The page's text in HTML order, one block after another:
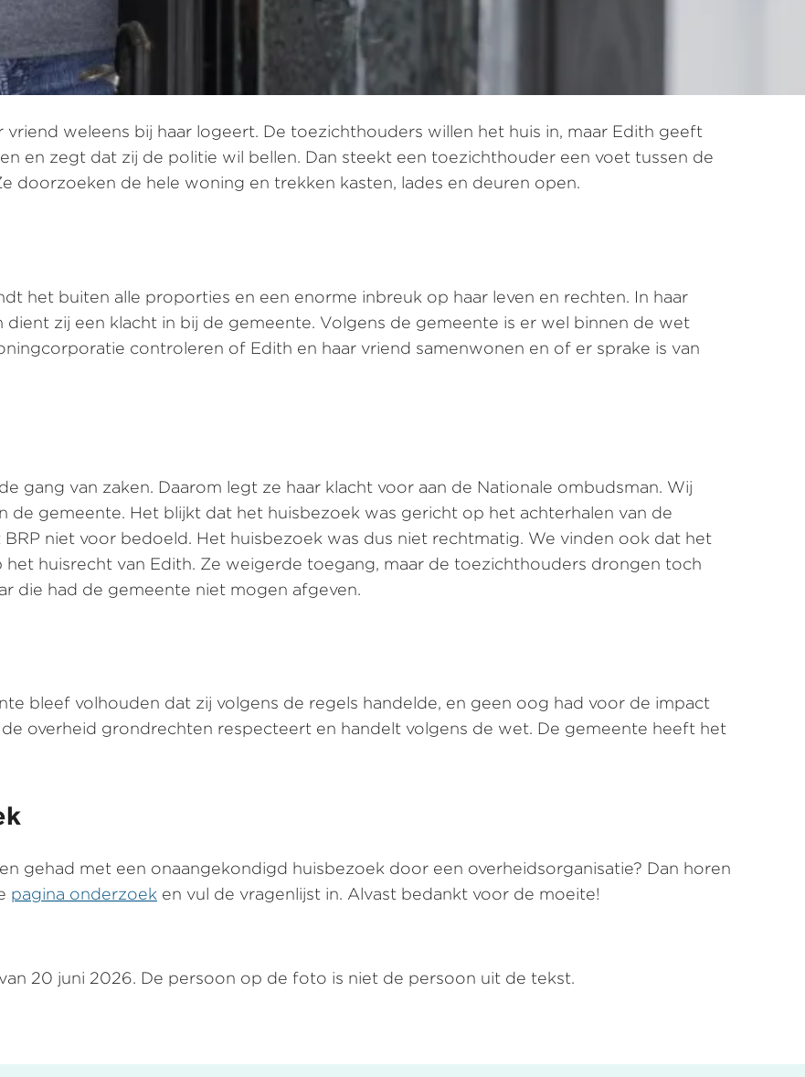
weleens bij haar logeert. De toezichthouders willen het huis in, maar Edith geeft
en zegt dat zij de politie wil bellen. Dan steekt een toezichthouder een voet tussen de
doorzoeken de hele woning en trekken kasten, lades en deuren open.
het buiten alle proporties en een enorme inbreuk op haar leven en rechten. In haar
dient zij een klacht in bij de gemeente. Volgens de gemeente is er wel binnen de wet
controleren of Edith en haar vriend samenwonen en of er sprake is van
gang van zaken. Daarom legt ze haar klacht voor aan de Nationale ombudsman. Wij
de gemeente. Het blijkt dat het huisbezoek was gericht op het achterhalen van de
niet voor bedoeld. Het huisbezoek was dus niet rechtmatig. We vinden ook dat het
huisrecht van Edith. Ze weigerde toegang, maar de toezichthouders drongen toch
die had de gemeente niet mogen afgeven.
bleef volhouden dat zij volgens de regels handelde, en geen oog had voor de impact
overheid grondrechten respecteert en handelt volgens de wet. De gemeente heeft het
gehad met een onaangekondigd huisbezoek door een overheidsorganisatie? Dan horen
pagina onderzoek en vul de vragenlijst in. Alvast bedankt voor de moeite!
20 juni 2026. De persoon op de foto is niet de persoon uit de tekst.